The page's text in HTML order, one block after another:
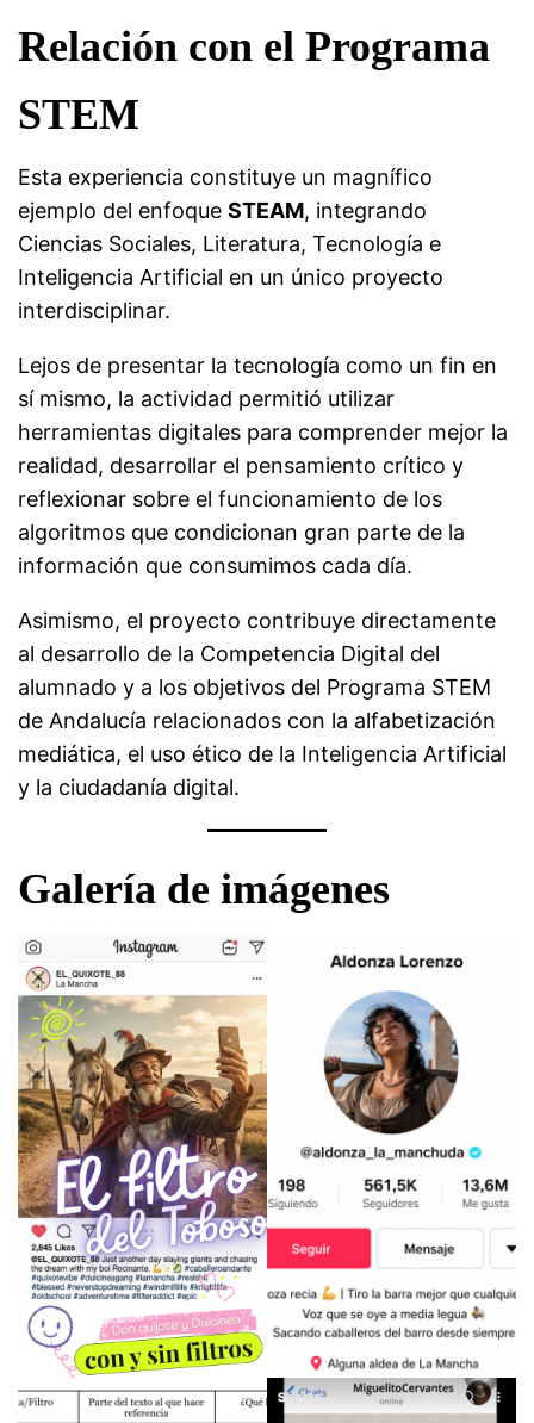
Relación con el Programa
STEM
Esta experiencia constituye un magnífico
ejemplo del enfoque STEAM, integrando
Ciencias Sociales, Literatura, Tecnología e
Inteligencia Artificial en un único proyecto
interdisciplinar.
Lejos de presentar la tecnología como un fin en
sí mismo, la actividad permitió utilizar
herramientas digitales para comprender mejor la
realidad, desarrollar el pensamiento crítico y
reflexionar sobre el funcionamiento de los
algoritmos que condicionan gran parte de la
información que consumimos cada día.
Asimismo, el proyecto contribuye directamente
al desarrollo de la Competencia Digital del
alumnado y a los objetivos del Programa STEM
de Andalucía relacionados con la alfabetización
mediática, el uso ético de la Inteligencia Artificial
y la ciudadanía digital.
Galería de imágenes